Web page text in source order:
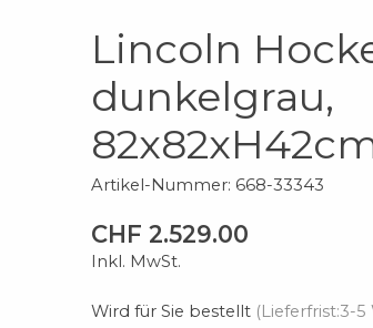
Lincoln
dunkelgrau,
Artikel-Nummer: 668-33343
CHF 2.529.00
Inkl. MwSt.
Wird für Sie bestellt (Lieferfrist:3-5